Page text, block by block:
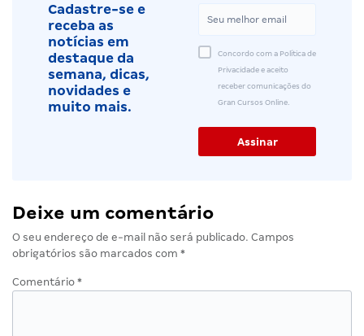
Cadastre-se e
receba as
notícias em
destaque da
semana, dicas,
novidades e
muito mais.
Concordo com a Política de
Privacidade e aceito
receber comunicações do
Gran Cursos Online.
Deixe um comentário
O seu endereço de e-mail não será publicado. Campos
obrigatórios são marcados com *
Comentário *